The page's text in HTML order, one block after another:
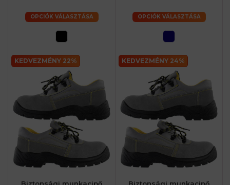
OPCIÓK VÁLASZTÁSA OPCIÓK VÁLASZTÁSA
KEDVEZMÉNY 22%
Biztonsági munkacipő
KEDVEZMÉNY 24%
Biztonsági munkacipő